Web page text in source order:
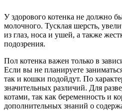
У здорового котенка не должно
молочного. Тусклая шерсть,
из глаз, носа и ушей, а также
подозрения.
Пол котенка важен только в
Если вы не планируете
так и кошки подойдут. По
значительных различий. Для
котами, так как беременность и
дополнительных знаний о